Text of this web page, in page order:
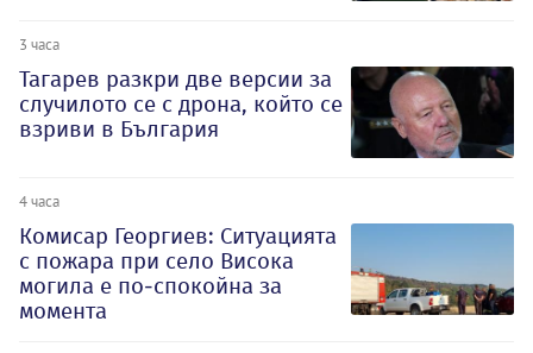
3 часа
Тагарев разкри две версии за
случилото се с дрона, който се
взриви в България
4 часа
Комисар Георгиев: Ситуацията
с пожара при село Висока
могила е по-спокойна за
момента